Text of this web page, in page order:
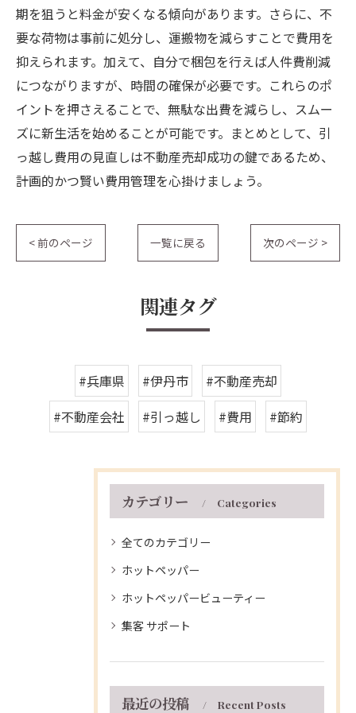
期を狙うと料金が安くなる傾向があります。さらに、不
要な荷物は事前に処分し、運搬物を減らすことで費用を
抑えられます。加えて、自分で梱包を行えば人件費削減
につながりますが、時間の確保が必要です。これらのポ
イントを押さえることで、無駄な出費を減らし、スムー
ズに新生活を始めることが可能です。まとめとして、引
っ越し費用の見直しは不動産売却成功の鍵であるため、
計画的かつ賢い費用管理を心掛けましょう。
< 前のページ 一覧に戻る 次のページ >
関連タグ
#兵庫県 #伊丹市
#不動産売却
#不動産会社
#引っ越し #費用 #節約
カテゴリー Categories
全てのカテゴリー
ホットペッパー
ホットペッパービューティー
集客 サポート
最近の投稿 Recent Posts